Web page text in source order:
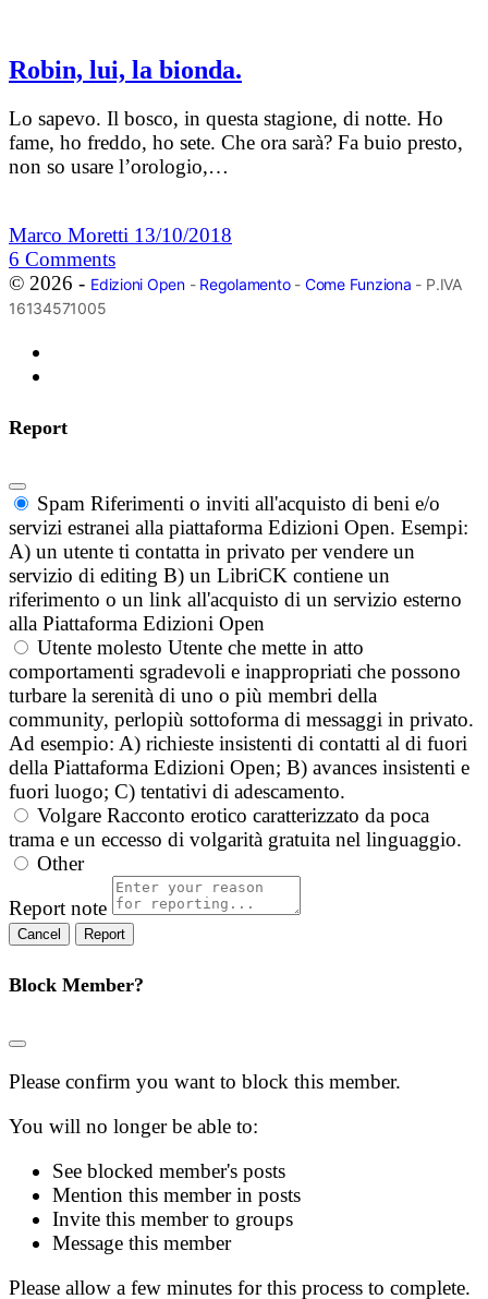
Robin, lui, la bionda.
Lo sapevo. Il bosco, in questa stagione, di notte. Ho
fame, ho freddo, ho sete. Che ora sarà? Fa buio presto,
non so usare l’orologio,…
Marco Moretti 13/10/2018
6 Comments
© 2026 - Edizioni Open- Regolamento- Come Funziona - P.IVA
16134571005
Report
Spam Riferimenti o inviti all'acquisto di beni e/o
servizi estranei alla piattaforma Edizioni Open. Esempi:
A) un utente ti contatta in privato per vendere un
servizio di editing B) un LibriCK contiene un
riferimento o un link all'acquisto di un servizio esterno
alla Piattaforma Edizioni Open
Utente molesto Utente che mette in atto
comportamenti sgradevoli e inappropriati che possono
turbare la serenità di uno o più membri della
community, perlopiù sottoforma di messaggi in privato.
Ad esempio: A) richieste insistenti di contatti al di fuori
della Piattaforma Edizioni Open; B) avances insistenti e
fuori luogo; C) tentativi di adescamento.
Volgare Racconto erotico caratterizzato da poca
trama e un eccesso di volgarità gratuita nel linguaggio.
Other
Report note
Report
Block Member?
Please confirm you want to block this member.
You will no longer be able to:
See blocked member's posts
Mention this member in posts
Invite this member to groups
Message this member
Please allow a few minutes for this process to complete.